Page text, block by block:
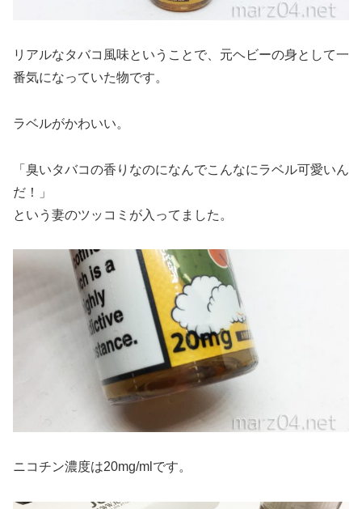
リアルなタバコ風味ということで、元ヘビーの身として一
番気になっていた物です。
ラベルがかわいい。
「臭いタバコの香りなのになんでこんなにラベル可愛いん
だ！」
という妻のツッコミが入ってました。
ニコチン濃度は20mg/mlです。